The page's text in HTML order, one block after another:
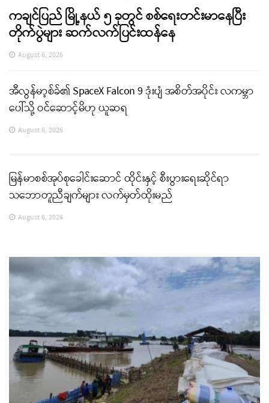
ကချင်ပြည် မြို့နယ် ၅ ခုတွင် စစ်ရေးတင်းမာနေပြီး
တိုက်ပွဲများ ဆက်လက်ပြင်းထန်နေ
August 6, 2026
အီလွန်မာ့စ်ခ်၏ SpaceX Falcon 9 ဒုံးပျံ အစိတ်အပိုင်း လကမ္ဘာ
ပေါ်သို့ ဝင်ဆောင့်မိဟု ယူဆရ
August 6, 2026
မြန်မာစစ်အုပ်စုခေါင်းဆောင် ထိုင်းနှင့် စီးပွားရေးဆိုင်ရာ
သဘောတူညီချက်များ လက်မှတ်ထိုးမည်
August 6, 2026